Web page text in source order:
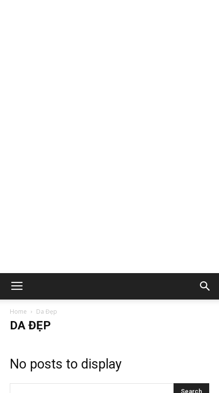
Home Da Đẹp
DA ĐẸP
No posts to display